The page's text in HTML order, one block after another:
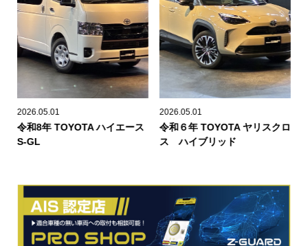
2026.05.01
令和8年 TOYOTA ハイエース
S-GL
2026.05.01
令和６年 TOYOTA ヤリスクロ
ス ハイブリッド